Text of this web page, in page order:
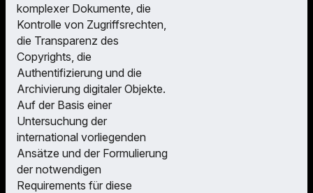
komplexer Dokumente, die
Kontrolle von Zugriffsrechten,
die Transparenz des
Copyrights, die
Authentifizierung und die
Archivierung digitaler Objekte.
Auf der Basis einer
Untersuchung der
international vorliegenden
Ansätze und der Formulierung
der notwendigen
Requirements für diese